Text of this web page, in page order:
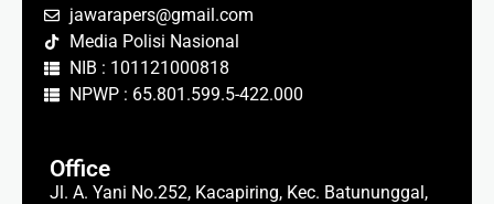
jawarapers@gmail.com
Media Polisi Nasional
NIB : 101121000818
NPWP : 65.801.599.5-422.000
Office
Jl. A. Yani No.252, Kacapiring, Kec. Batununggal,